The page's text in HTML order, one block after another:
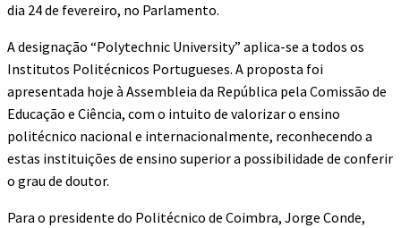
dia 24 de fevereiro, no Parlamento.
A designação “Polytechnic University” aplica-se a todos os
Institutos Politécnicos Portugueses. A proposta foi
apresentada hoje à Assembleia da República pela Comissão de
Educação e Ciência, com o intuito de valorizar o ensino
politécnico nacional e internacionalmente, reconhecendo a
estas instituições de ensino superior a possibilidade de conferir
o grau de doutor.
Para o presidente do Politécnico de Coimbra, Jorge Conde,